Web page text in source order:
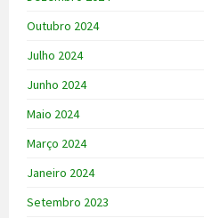
Outubro 2024
Julho 2024
Junho 2024
Maio 2024
Março 2024
Janeiro 2024
Setembro 2023